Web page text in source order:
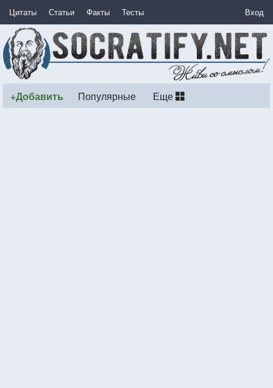
Цитаты Статьи Факты Тесты Вход
+Добавить Популярные Еще